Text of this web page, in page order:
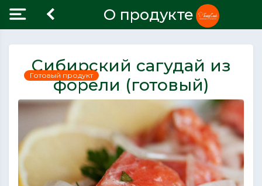
О продукте
Сибирский сагудай из
форели (готовый)
Готовый продукт